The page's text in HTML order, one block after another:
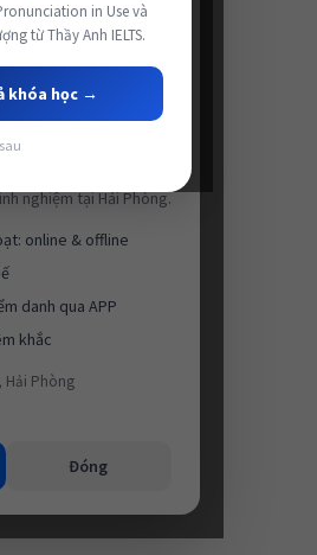
nghiệm tại Hải Phòng.
online & offline
danh qua APP
khắc
Hải Phòng
Đóng
in Use và
từ Thầy Anh IELTS.
khóa học →